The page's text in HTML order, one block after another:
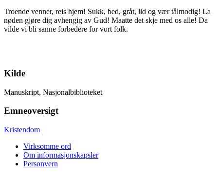
Troende venner, reis hjem! Sukk, bed, gråt, lid og vær tålmodig! La
nøden gjøre dig avhengig av Gud! Maatte det skje med os alle! Da
vilde vi bli sanne forbedere for vort folk.
Kilde
Manuskript, Nasjonalbiblioteket
Emneoversigt
Kristendom
Virksomme ord
Om informasjonskapsler
Personvern